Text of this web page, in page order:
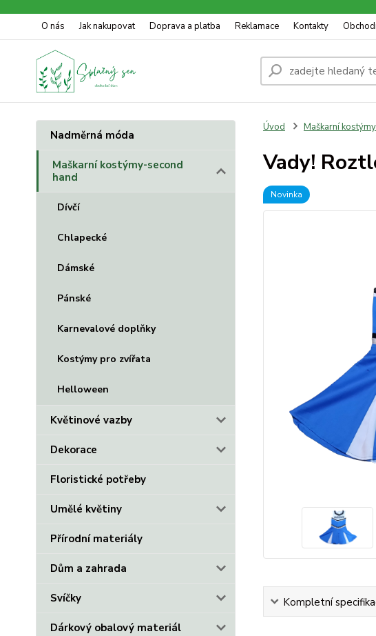
O nás Jak nakupovat Doprava a platba Reklamace Kontakty
Nadměrná móda
Maškarní kostýmy-second
hand
Dívčí
Chlapecké
Dámské
Pánské
Karnevalové doplňky
Kostýmy pro zvířata
Helloween
Květinové vazby
Dekorace
Floristické potřeby
Umělé květiny
Přírodní materiály
Dům a zahrada
Svíčky
Dárkový obalový materiál
Úvod Maškarní
Vady!
Novinka
Kompletní